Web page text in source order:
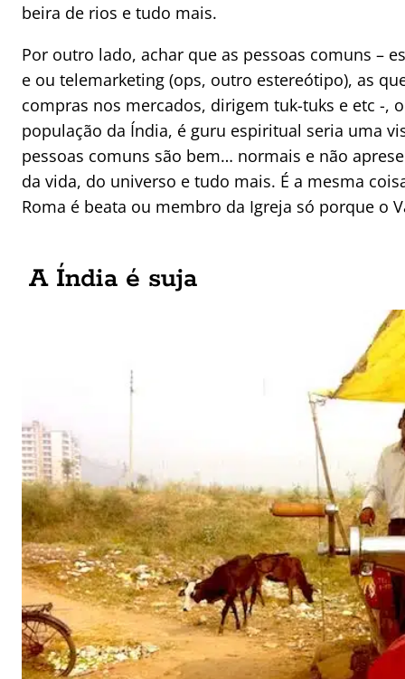
beira de rios e tudo mais.
Por outro lado, achar que as pessoas comuns –
e ou telemarketing (ops, outro estereótipo), as
compras nos mercados, dirigem tuk-tuks e etc -,
população da Índia, é guru espiritual seria uma
pessoas comuns são bem… normais e não
da vida, do universo e tudo mais. É a mesma
Roma é beata ou membro da Igreja só porque o
A Índia é suja